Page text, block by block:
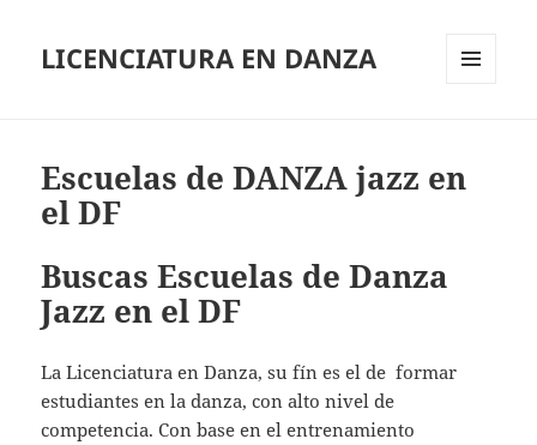
LICENCIATURA EN DANZA
Escuelas de DANZA jazz en
el DF
Buscas Escuelas de Danza
Jazz en el DF
La Licenciatura en Danza, su fín es el de formar
estudiantes en la danza, con alto nivel de
competencia. Con base en el entrenamiento